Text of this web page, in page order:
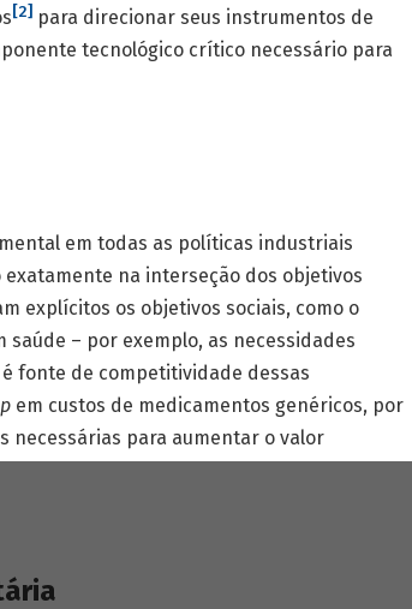
[2] para direcionar seus instrumentos de
tecnológico crítico necessário para
em todas as políticas industriais
na interseção dos objetivos
explícitos os objetivos sociais, como o
saúde – por exemplo, as necessidades
fonte de competitividade dessas
em custos de medicamentos genéricos, por
necessárias para aumentar o valor